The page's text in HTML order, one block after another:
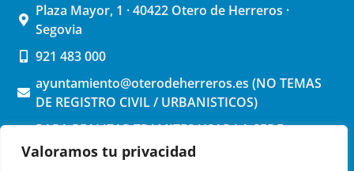
Valoramos tu privacidad
Plaza Mayor, 1 · 40422 Otero de Herreros ·
Segovia
921 483 000
ayuntamiento@oterodeherreros.es (NO TEMAS
DE REGISTRO CIVIL / URBANISTICOS)
PARA REALIZAR TRAMITES USAR LA SEDE
ELECTRONICA (pinchar aquí)